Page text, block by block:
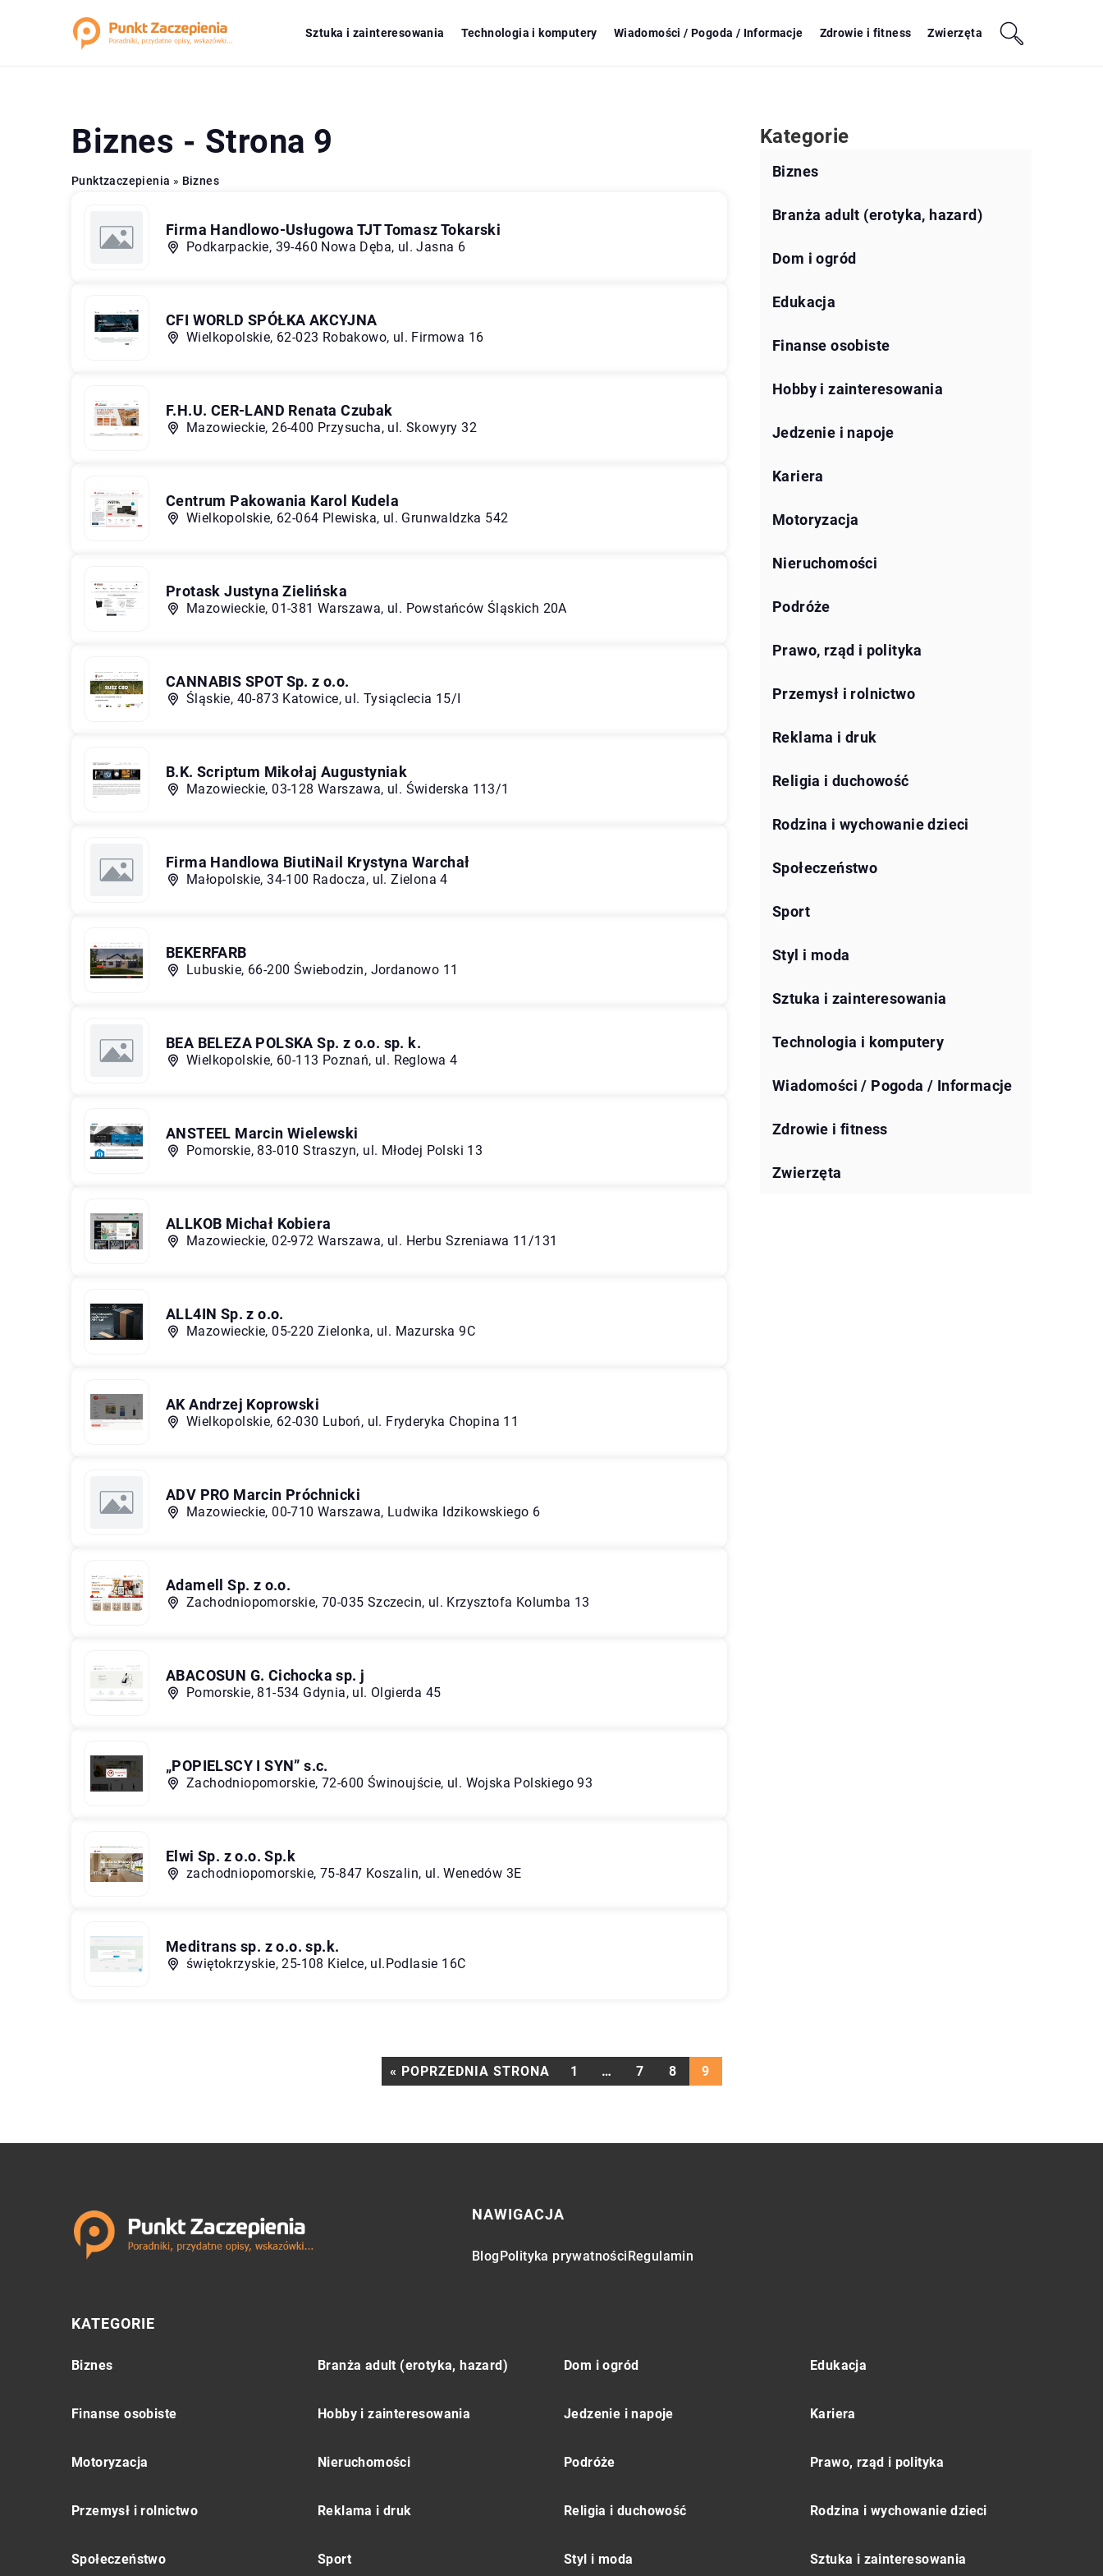
Sztuka i zainteresowania Technologia i komputery Wiadomości / Pogoda / Informacje Zdrowie i fitness Zwierzęta
Biznes - Strona 9
Punktzaczepienia » Biznes
Firma Handlowo-Usługowa TJT Tomasz Tokarski
Podkarpackie, 39-460 Nowa Dęba, ul. Jasna 6
CFI WORLD SPÓŁKA AKCYJNA
Wielkopolskie, 62-023 Robakowo, ul. Firmowa 16
F.H.U. CER-LAND Renata Czubak
Mazowieckie, 26-400 Przysucha, ul. Skowyry 32
Centrum Pakowania Karol Kudela
Wielkopolskie, 62-064 Plewiska, ul. Grunwaldzka 542
Protask Justyna Zielińska
Mazowieckie, 01-381 Warszawa, ul. Powstańców Śląskich 20A
CANNABIS SPOT Sp. z o.o.
Śląskie, 40-873 Katowice, ul. Tysiąclecia 15/I
B.K. Scriptum Mikołaj Augustyniak
Mazowieckie, 03-128 Warszawa, ul. Świderska 113/1
Firma Handlowa BiutiNail Krystyna Warchał
Małopolskie, 34-100 Radocza, ul. Zielona 4
BEKERFARB
Lubuskie, 66-200 Świebodzin, Jordanowo 11
BEA BELEZA POLSKA Sp. z o.o. sp. k.
Wielkopolskie, 60-113 Poznań, ul. Reglowa 4
ANSTEEL Marcin Wielewski
Pomorskie, 83-010 Straszyn, ul. Młodej Polski 13
ALLKOB Michał Kobiera
Mazowieckie, 02-972 Warszawa, ul. Herbu Szreniawa 11/131
ALL4IN Sp. z o.o.
Mazowieckie, 05-220 Zielonka, ul. Mazurska 9C
AK Andrzej Koprowski
Wielkopolskie, 62-030 Luboń, ul. Fryderyka Chopina 11
ADV PRO Marcin Próchnicki
Mazowieckie, 00-710 Warszawa, Ludwika Idzikowskiego 6
Adamell Sp. z o.o.
Zachodniopomorskie, 70-035 Szczecin, ul. Krzysztofa Kolumba 13
ABACOSUN G. Cichocka sp. j
Pomorskie, 81-534 Gdynia, ul. Olgierda 45
„POPIELSCY I SYN” s.c.
Zachodniopomorskie, 72-600 Świnoujście, ul. Wojska Polskiego 93
Elwi Sp. z o.o. Sp.k
zachodniopomorskie, 75-847 Koszalin, ul. Wenedów 3E
Meditrans sp. z o.o. sp.k.
świętokrzyskie, 25-108 Kielce, ul.Podlasie 16C
Kategorie
Biznes
Branża adult (erotyka, hazard)
Dom i ogród
Edukacja
Finanse osobiste
Hobby i zainteresowania
Jedzenie i napoje
Kariera
Motoryzacja
Nieruchomości
Podróże
Prawo, rząd i polityka
Przemysł i rolnictwo
Reklama i druk
Religia i duchowość
Rodzina i wychowanie dzieci
Społeczeństwo
Sport
Styl i moda
Sztuka i zainteresowania
Technologia i komputery
Wiadomości / Pogoda / Informacje
Zdrowie i fitness
Zwierzęta
« POPRZEDNIA STRONA 1 … 7 8 9
NAWIGACJA
BlogPolityka prywatnościRegulamin
KATEGORIE
Biznes Branża adult (erotyka, hazard) Dom i ogród Edukacja
Finanse osobiste Hobby i zainteresowania Jedzenie i napoje Kariera
Motoryzacja Nieruchomości Podróże Prawo, rząd i polityka
Przemysł i rolnictwo Reklama i druk Religia i duchowość Rodzina i wychowanie dzieci
Społeczeństwo Sport Styl i moda Sztuka i zainteresowania